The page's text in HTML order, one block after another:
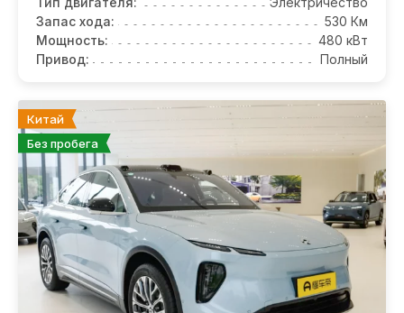
Запас хода:
530 Км
Мощность:
480 кВт
Привод:
Полный
Китай
Без пробега